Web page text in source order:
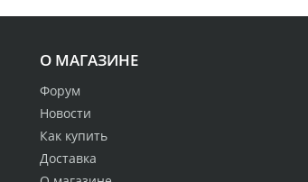
О МАГАЗИНЕ
Форум
Новости
Как купить
Доставка